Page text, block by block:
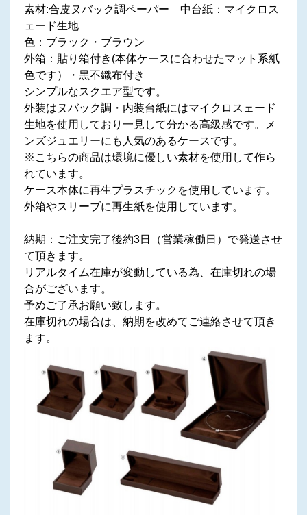
素材:合皮ヌバック調ペーパー 中台紙：マイクロス
ェード生地
色：ブラック・ブラウン
外箱：貼り箱付き(本体ケースに合わせたマット系紙
色です）・黒不織布付き
シンプルなスクエア型です。
外装はヌバック調・内装台紙にはマイクロスェード
生地を使用しており一見して分かる高級感です。メ
ンズジュエリーにも人気のあるケースです。
※こちらの商品は環境に優しい素材を使用して作ら
れています。
ケース本体に再生プラスチックを使用しています。
外箱やスリーブに再生紙を使用しています。
納期：ご注文完了後約3日（営業稼働日）で発送させ
て頂きます。
リアルタイム在庫が変動している為、在庫切れの場
合がございます。
予めご了承お願い致します。
在庫切れの場合は、納期を改めてご連絡させて頂き
ます。